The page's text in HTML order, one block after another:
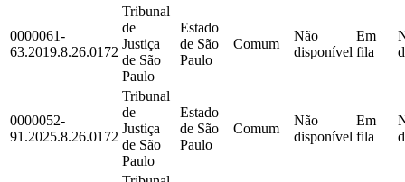
0000061-
63.2019.8.26.0172
Tribunal
de
Justiça
de São
Paulo
Estado
de São
Paulo
Comum
Não
disponível
Em
fila
0000052-
91.2025.8.26.0172
Tribunal
de
Justiça
de São
Paulo
Estado
de São
Paulo
Comum
Não
disponível
Em
fila